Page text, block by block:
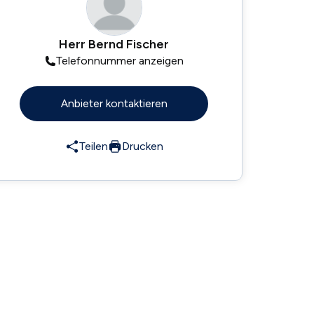
Herr Bernd Fischer
Telefonnummer anzeigen
Anbieter kontaktieren
Teilen Drucken